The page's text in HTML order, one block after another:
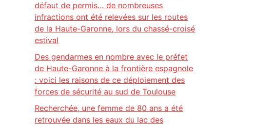
défaut de permis… de nombreuses
infractions ont été relevées sur les routes
de la Haute-Garonne, lors du chassé-croisé
estival
Des gendarmes en nombre avec le préfet
de Haute-Garonne à la frontière espagnole
: voici les raisons de ce déploiement des
forces de sécurité au sud de Toulouse
Recherchée, une femme de 80 ans a été
retrouvée dans les eaux du lac des